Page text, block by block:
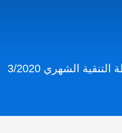
الشهري 3/2020